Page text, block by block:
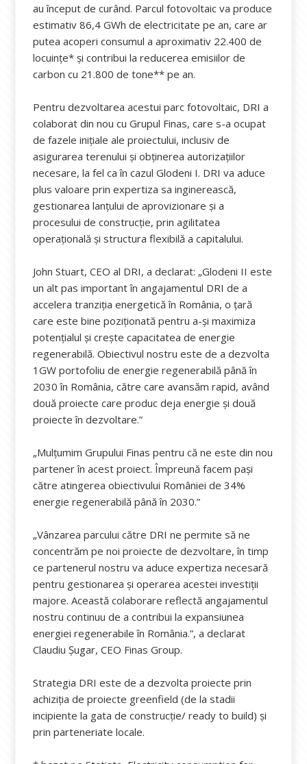
au început de curând. Parcul fotovoltaic va produce
estimativ 86,4 GWh de electricitate pe an, care ar
putea acoperi consumul a aproximativ 22.400 de
locuințe* și contribui la reducerea emisiilor de
carbon cu 21.800 de tone** pe an.
Pentru dezvoltarea acestui parc fotovoltaic, DRI a
colaborat din nou cu Grupul Finas, care s-a ocupat
de fazele inițiale ale proiectului, inclusiv de
asigurarea terenului și obținerea autorizațiilor
necesare, la fel ca în cazul Glodeni I. DRI va aduce
plus valoare prin expertiza sa inginerească,
gestionarea lanțului de aprovizionare și a
procesului de construcție, prin agilitatea
operațională și structura flexibilă a capitalului.
John Stuart, CEO al DRI, a declarat: „Glodeni II este
un alt pas important în angajamentul DRI de a
accelera tranziția energetică în România, o țară
care este bine poziționată pentru a-și maximiza
potențialul și crește capacitatea de energie
regenerabilă. Obiectivul nostru este de a dezvolta
1GW portofoliu de energie regenerabilă până în
2030 în România, către care avansăm rapid, având
două proiecte care produc deja energie și două
proiecte în dezvoltare.”
„Mulțumim Grupului Finas pentru că ne este din nou
partener în acest proiect. Împreună facem pași
către atingerea obiectivului României de 34%
energie regenerabilă până în 2030.”
„Vânzarea parcului către DRI ne permite să ne
concentrăm pe noi proiecte de dezvoltare, în timp
ce partenerul nostru va aduce expertiza necesară
pentru gestionarea și operarea acestei investiții
majore. Această colaborare reflectă angajamentul
nostru continuu de a contribui la expansiunea
energiei regenerabile în România.”, a declarat
Claudiu Șugar, CEO Finas Group.
Strategia DRI este de a dezvolta proiecte prin
achiziția de proiecte greenfield (de la stadii
incipiente la gata de construcție/ ready to build) și
prin parteneriate locale.